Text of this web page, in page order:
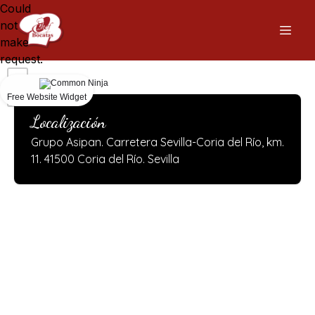
Localización
Grupo Asipan. Carretera Sevilla-Coria del Río, km.
11. 41500 Coria del Río. Sevilla
Could
not
make
request.
Free Website Widget